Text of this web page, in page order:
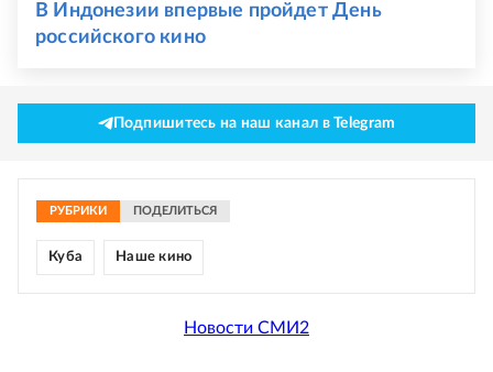
В Индонезии впервые пройдет День
российского кино
Подпишитесь на наш канал в Telegram
РУБРИКИ ПОДЕЛИТЬСЯ
Куба Наше кино
Новости СМИ2